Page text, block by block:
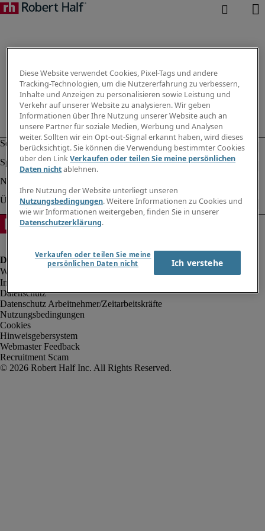
Impressum
Datenschutz
Datenschutz Arbeitnehmer/Zeitarbeitskräfte
Nutzungsbedingungen
Cookies
Hinweisgebersystem
Webmaster Feedback
Recruitment Scam
Diese Website verwendet Cookies, Pixel-Tags und andere
Tracking-Technologien, um die Nutzererfahrung zu verbessern,
Inhalte und Anzeigen zu personalisieren sowie Leistung und
Verkehr auf unserer Website zu analysieren. Wir geben
Informationen über Ihre Nutzung unserer Website auch an
unsere Partner für soziale Medien, Werbung und Analysen
weiter. Sollten wir ein Opt-out-Signal erkannt haben, wird dieses
berücksichtigt. Sie können die Verwendung bestimmter Cookies
über den LinkVerkaufen oder teilen Sie meine persönlichen
Daten nichtablehnen.
Ihre Nutzung der Website unterliegt unseren
Nutzungsbedingungen. Weitere Informationen zu Cookies und
wie wir Informationen weitergeben, finden Sie in unserer
Datenschutzerklärung.
Verkaufen oder teilen Sie meine
persönlichen Daten nicht
Ich verstehe